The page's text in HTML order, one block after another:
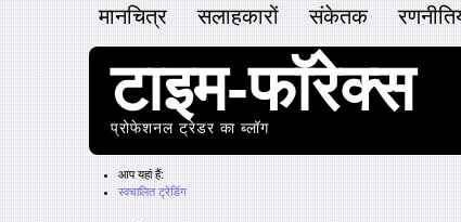
मानचित्र सलाहकारों संकेतक
टाइम-फॉरेक्स
प्रोफेशनल ट्रेडर का ब्लॉग
आप यहां हैं:
स्वचालित ट्रेडिंग